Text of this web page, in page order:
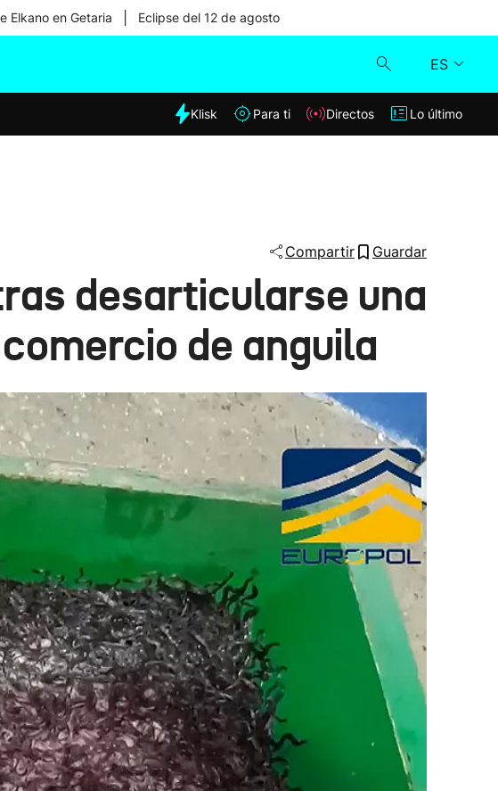
Elkano en Getaria Eclipse del 12 de agosto
ES
Klisk
Lo último
Klisk Para ti Directos Lo último
Compartir Guardar
desarticularse una
de anguila